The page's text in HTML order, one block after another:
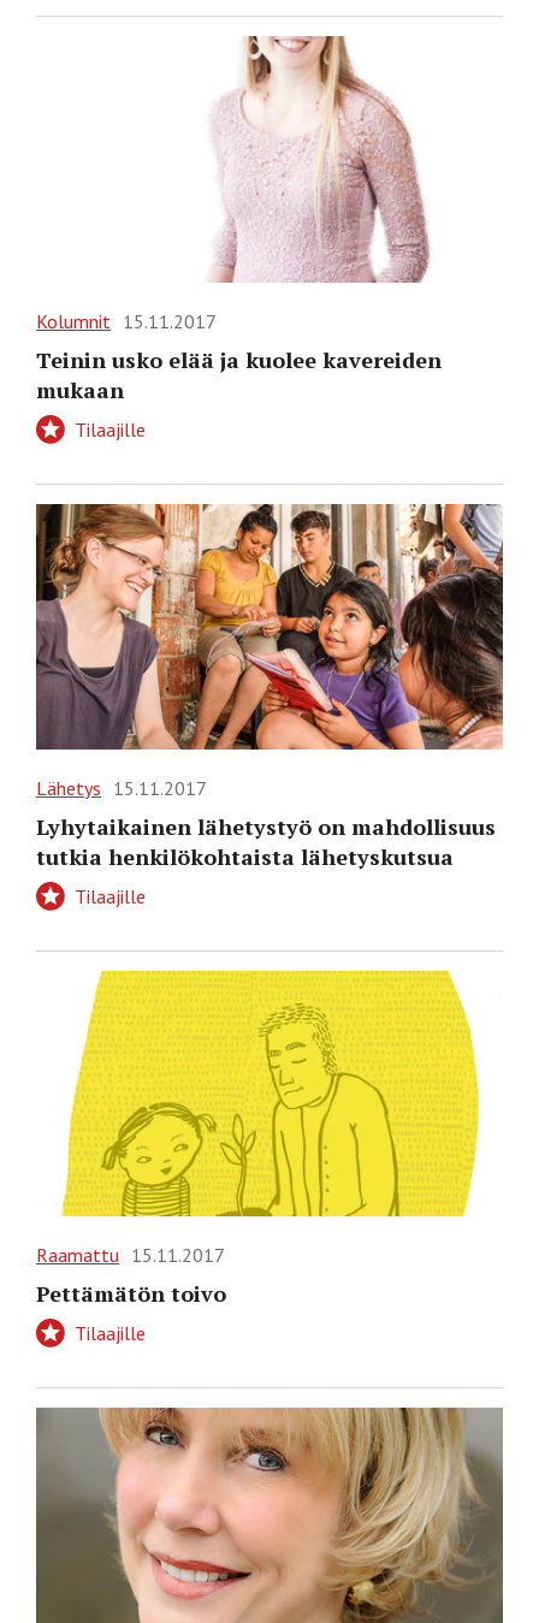
Kolumnit 15.11.2017
Teinin usko elää ja kuolee kavereiden
mukaan
Tilaajille
Lähetys 15.11.2017
Lyhytaikainen lähetystyö on mahdollisuus
tutkia henkilökohtaista lähetyskutsua
Tilaajille
Raamattu 15.11.2017
Pettämätön toivo
Tilaajille